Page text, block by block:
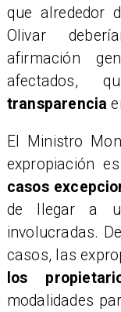
que alrededor
Olivar
afirmación
afectados,
transparencia
​El Ministro
expropiación
casos
de llegar a
involucradas.
casos, las
los
modalidades